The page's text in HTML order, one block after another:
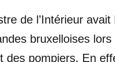
de l’Intérieur
bruxelloises
des pompiers. En